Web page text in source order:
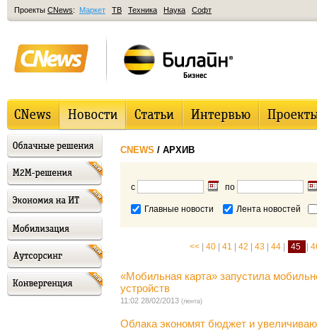
Проекты CNews: Маркет ТВ Техника Наука Софт
CNEWS / АРХИВ
с по
Главные новости Лента новостей
<< 40 41 42 43 44 45
«Мобильная карта» запустила
устройств
11:02 28/02/2013 (лента)
Облака экономят бюджет и